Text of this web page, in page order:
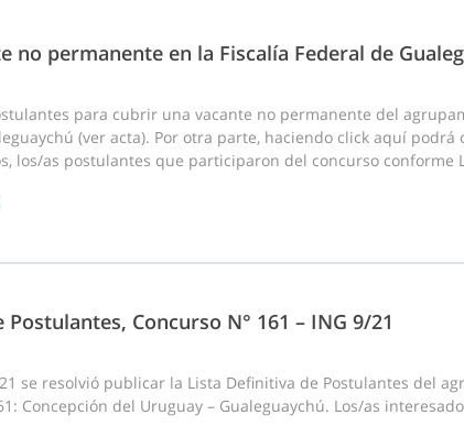
no permanente en la Fiscalía Federal de
para cubrir una vacante no permanente del
(ver acta). Por otra parte, haciendo click aquí
los/as postulantes que participaron del concurso conforme
Concurso N° 161 – ING 9/21
se resolvió publicar la Lista Definitiva de Postulantes del
Concepción del Uruguay – Gualeguaychú. Los/as